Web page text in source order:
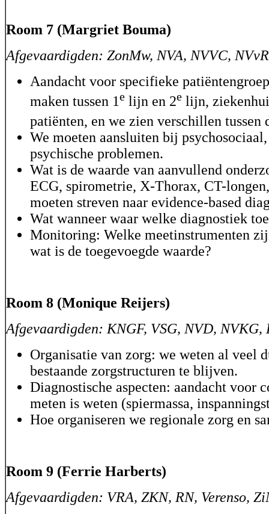
Room 7 (Margriet Bouma)
Afgevaardigden: ZonMw, NVA, NVVC,
Aandacht voor specifieke
maken tussen 1e lijn en 2e lijn,
patiënten, en we zien verschillen tussen
We moeten aansluiten bij
psychische problemen.
Wat is de waarde van aanvullend
ECG, spirometrie, X-Thorax, CT-
moeten streven naar evidence-based
Wat wanneer waar welke diagnostiek
Monitoring: Welke meetinstrumenten
wat is de toegevoegde waarde?
Room 8 (Monique Reijers)
Afgevaardigden: KNGF, VSG, NVD, NVKG,
Organisatie van zorg: we weten al veel
bestaande zorgstructuren te blijven.
Diagnostische aspecten: aandacht voor
meten is weten (spiermassa,
Hoe organiseren we regionale zorg en
Room 9 (Ferrie Harberts)
Afgevaardigden: VRA, ZKN, RN, Verenso,